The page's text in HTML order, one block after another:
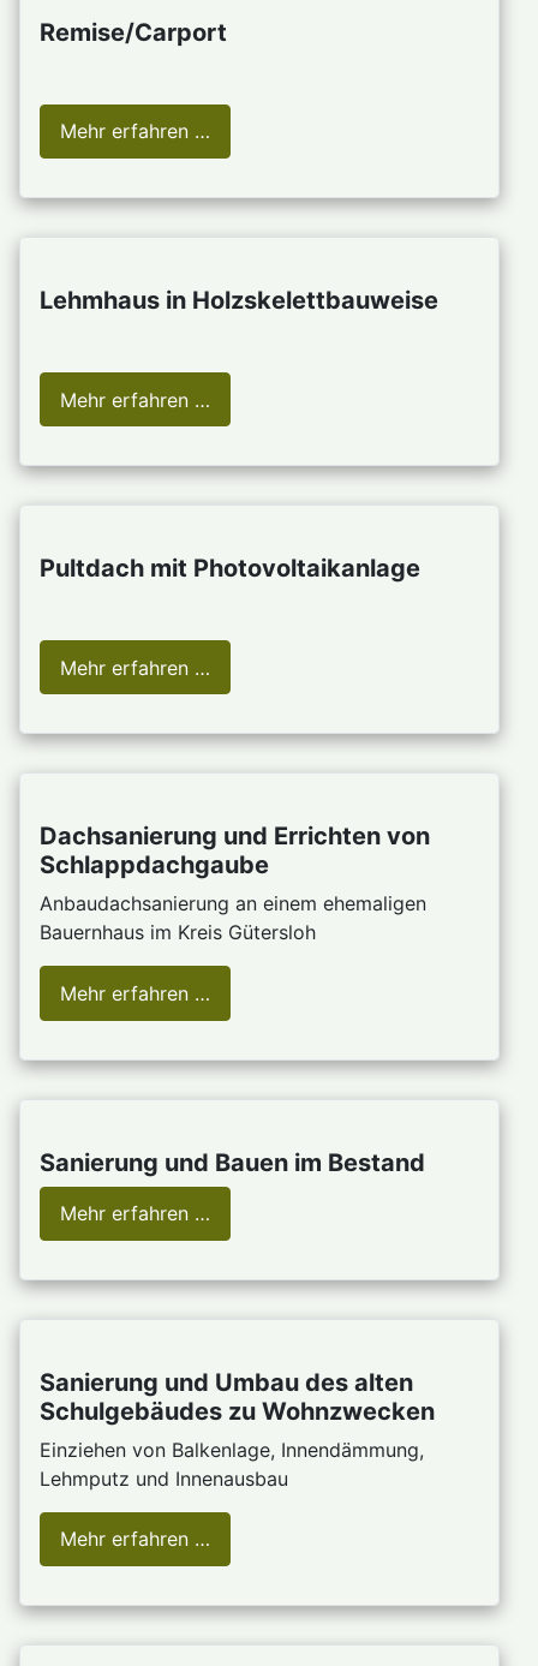
Remise/Carport
Mehr erfahren …
Lehmhaus in Holzskelettbauweise
Mehr erfahren …
Pultdach mit Photovoltaikanlage
Mehr erfahren …
Dachsanierung und Errichten von
Schlappdachgaube
Anbaudachsanierung an einem ehemaligen
Bauernhaus im Kreis Gütersloh
Mehr erfahren …
Sanierung und Bauen im Bestand
Mehr erfahren …
Sanierung und Umbau des alten
Schulgebäudes zu Wohnzwecken
Einziehen von Balkenlage, Innendämmung,
Lehmputz und Innenausbau
Mehr erfahren …